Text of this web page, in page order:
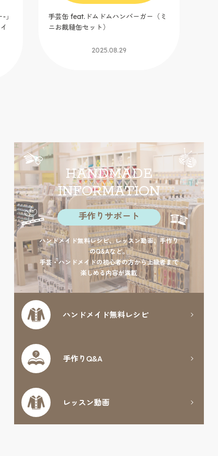
」
手芸缶 feat.ドムドムハンバーガー（ミ
ニお裁縫缶セット）
2025.08.29
HANDMADE
INFORMATION
手作りサポート
ハンドメイド無料レシピ、レッスン動画、手作り
のQ&Aなど。
手芸・ハンドメイドの初心者の方から上級者まで
楽しめる内容が満載
ハンドメイド無料レシピ
手作りQ&A
レッスン動画